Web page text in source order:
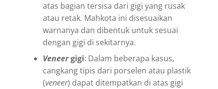
atas bagian tersisa dari gigi yang rusak
atau retak. Mahkota ini disesuaikan
warnanya dan dibentuk untuk sesuai
dengan gigi di sekitarnya.
Veneergigi: Dalam beberapa kasus,
cangkang tipis dari porselen atau plastik
(veneer) dapat ditempatkan di atas gigi